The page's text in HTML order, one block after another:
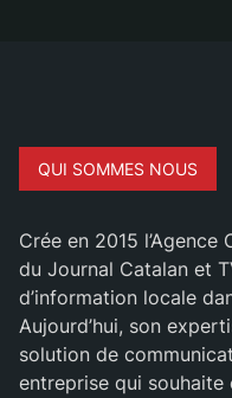
QUI SOMMES NOUS
Crée en 2015
du Journal Catalan et
d’information locale
Aujourd’hui, son
solution de
entreprise qui